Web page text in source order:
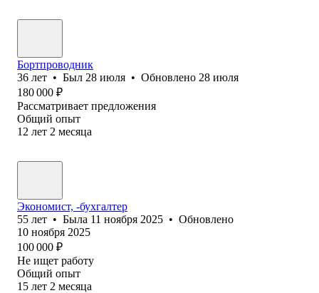
Бортпроводник
36 лет • Был 28 июля • Обновлено 28 июля
180 000 ₽
Рассматривает предложения
Общий опыт
12 лет 2 месяца
Экономист, -бухгалтер
55 лет • Была 11 ноября 2025 • Обновлено
10 ноября 2025
100 000 ₽
Не ищет работу
Общий опыт
15 лет 2 месяца